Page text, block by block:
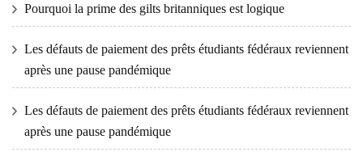
Pourquoi la prime des gilts britanniques est logique
Les défauts de paiement des prêts étudiants fédéraux reviennent
après une pause pandémique
Les défauts de paiement des prêts étudiants fédéraux reviennent
après une pause pandémique